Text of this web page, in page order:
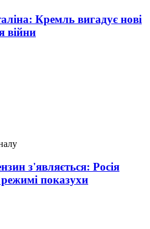
Кремль вигадує нові
війни
з'являється: Росія
показухи